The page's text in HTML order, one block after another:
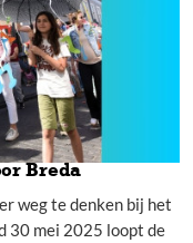
neem ook je
Breda
weg te denken bij het
30 mei 2025 loopt de